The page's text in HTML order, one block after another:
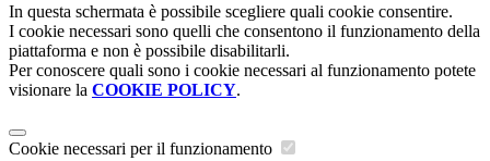
In questa schermata è possibile scegliere quali cookie consentire.
I cookie necessari sono quelli che consentono il funzionamento della
piattaforma e non è possibile disabilitarli.
Per conoscere quali sono i cookie necessari al funzionamento potete
visionare la COOKIE POLICY.
Cookie necessari per il funzionamento